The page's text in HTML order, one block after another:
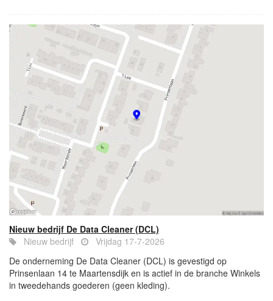
Nieuw bedrijf De Data Cleaner (DCL)
Nieuw bedrijf
Vrijdag 17-7-2026
De onderneming De Data Cleaner (DCL) is gevestigd op
Prinsenlaan 14 te Maartensdijk en is actief in de branche Winkels
in tweedehands goederen (geen kleding).